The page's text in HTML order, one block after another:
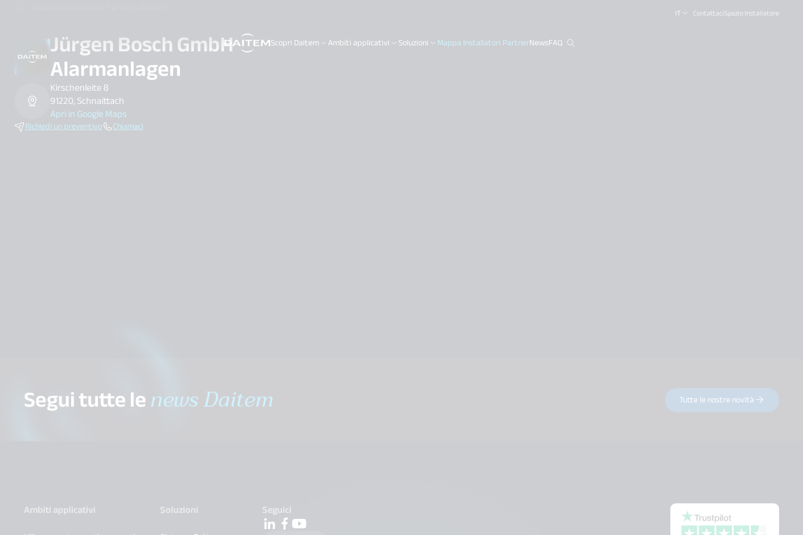
IT ContattaciSpazio Installatore
Scopri Daitem Ambiti applicativi Soluzioni Mappa Installatori PartnerNewsFAQ
search.label
Jürgen Bosch GmbH
Alarmanlagen
Kirschenleite 8
91220, Schnaittach
Apri in Google Maps
Richiedi un preventivo Chiamaci
Segui tutte lenews Daitem Tutte le nostre novità
Ambiti applicativi
Soluzioni
Seguici